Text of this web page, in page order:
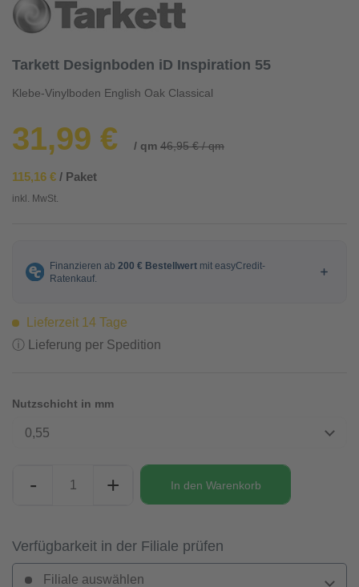
Tarkett Designboden iD Inspiration 55
Klebe-Vinylboden English Oak Classical
31,99 € / qm 46,95 € / qm
115,16 € / Paket
inkl. MwSt.
Lieferzeit 14 Tage
ⓘ Lieferung per Spedition
Nutzschicht in mm
0,55
- + In den Warenkorb
Verfügbarkeit in der Filiale prüfen
Filiale auswählen